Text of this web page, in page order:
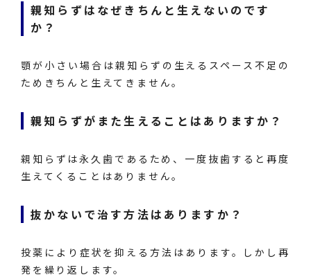
親知らずはなぜきちんと生えないのです
か？
顎が小さい場合は親知らずの生えるスペース不足の
ためきちんと生えてきません。
親知らずがまた生えることはありますか？
親知らずは永久歯であるため、一度抜歯すると再度
生えてくることはありません。
抜かないで治す方法はありますか？
投薬により症状を抑える方法はあります。しかし再
発を繰り返します。